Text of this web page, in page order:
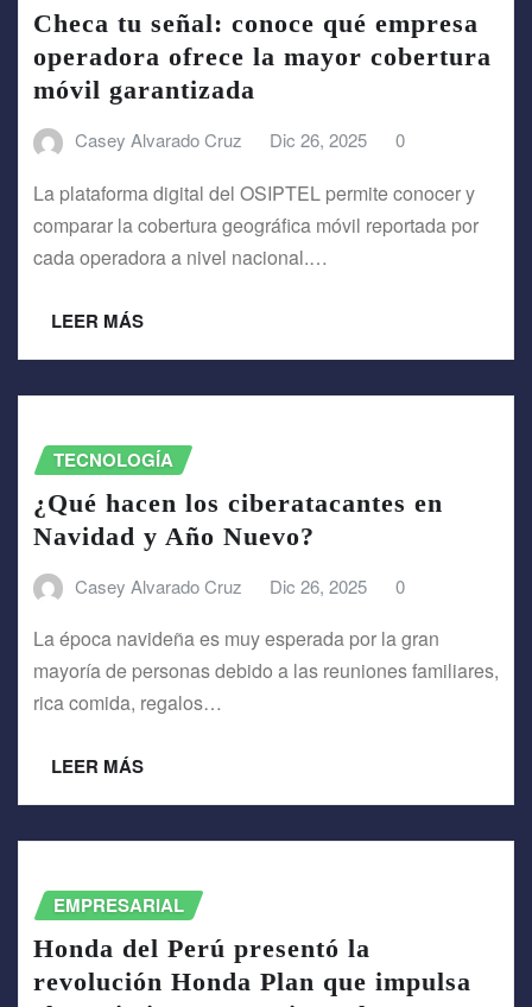
Checa tu señal: conoce qué empresa
operadora ofrece la mayor cobertura
móvil garantizada
Casey Alvarado Cruz Dic 26, 2025 0
La plataforma digital del OSIPTEL permite conocer y
comparar la cobertura geográfica móvil reportada por
cada operadora a nivel nacional.…
LEER MÁS
TECNOLOGÍA
¿Qué hacen los ciberatacantes en
Navidad y Año Nuevo?
Casey Alvarado Cruz Dic 26, 2025 0
La época navideña es muy esperada por la gran
mayoría de personas debido a las reuniones familiares,
rica comida, regalos…
LEER MÁS
EMPRESARIAL
Honda del Perú presentó la
revolución Honda Plan que impulsa